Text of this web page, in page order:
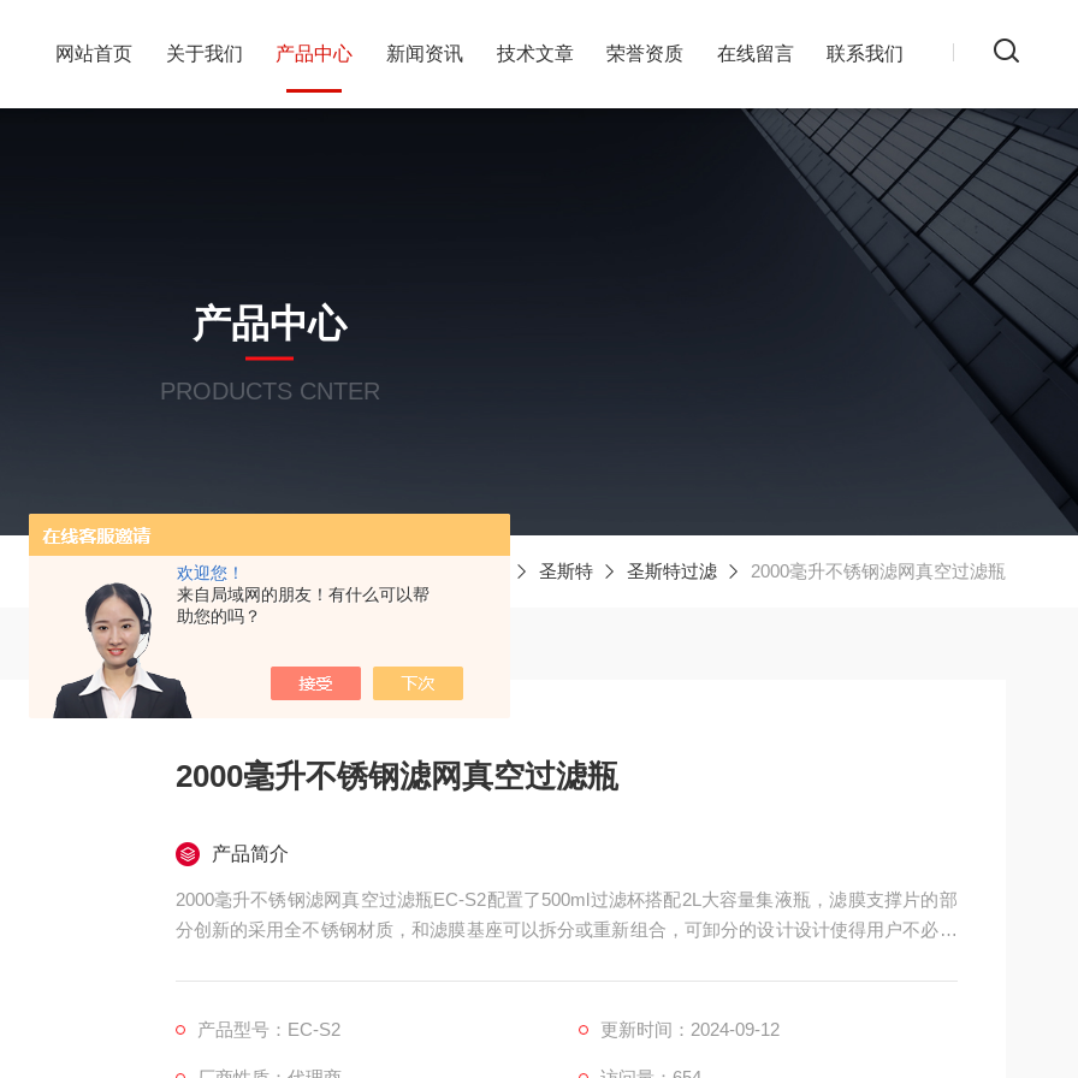
欢迎您！
来自局域网的朋友！有什么可以帮
助您的吗？
网站首页 关于我们 产品中心 新闻资讯 技术文章 荣誉资质 在线留言 联系我们
产品中心
PRODUCTS CNTER
圣斯特 圣斯特过滤 2000毫升不锈钢滤网真空过滤瓶
2000毫升不锈钢滤网真空过滤瓶
产品简介
2000毫升不锈钢滤网真空过滤瓶EC-S2配置了500ml过滤杯搭配2L大容量集液瓶，滤膜支撑片的部
分创新的采用全不锈钢材质，和滤膜基座可以拆分或重新组合，可卸分的设计设计使得用户不必再
产品型号：EC-S2 更新时间：2024-09-12